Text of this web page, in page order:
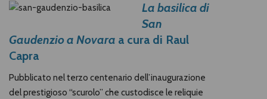
La basilica di
San
Gaudenzio a Novara a cura di Raul
Capra
Pubblicato nel terzo centenario dell’inaugurazione
del prestigioso “scurolo” che custodisce le reliquie